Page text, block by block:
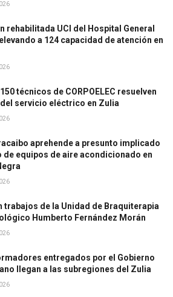
rehabilitada UCI del Hospital General
a 124 capacidad de atención en
técnicos de CORPOELEC resuelven
servicio eléctrico en Zulia
aprehende a presunto implicado
de equipos de aire acondicionado en
trabajos de la Unidad de Braquiterapia
Humberto Fernández Morán
entregados por el Gobierno
llegan a las subregiones del Zulia